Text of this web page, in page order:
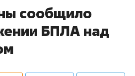
сообщило
БПЛА над